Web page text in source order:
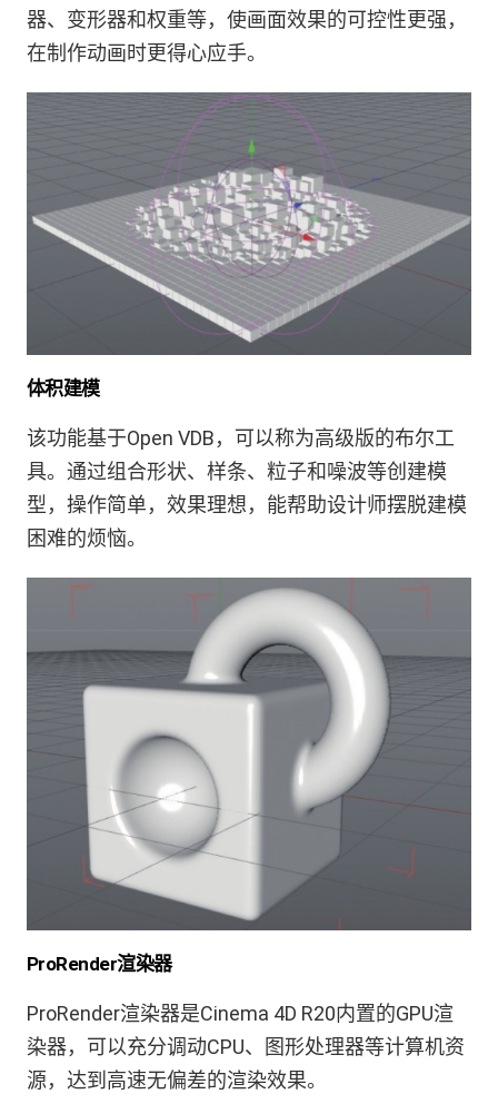
器、变形器和权重等，使画面效果的可控性更强，
在制作动画时更得心应手。
体积建模
该功能基于Open VDB，可以称为高级版的布尔工
具。通过组合形状、样条、粒子和噪波等创建模
型，操作简单，效果理想，能帮助设计师摆脱建模
困难的烦恼。
ProRender渲染器
ProRender渲染器是Cinema 4D R20内置的GPU渲
染器，可以充分调动CPU、图形处理器等计算机资
源，达到高速无偏差的渲染效果。